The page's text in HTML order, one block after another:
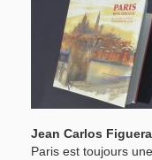
Jean Carlos
Paris est toujours